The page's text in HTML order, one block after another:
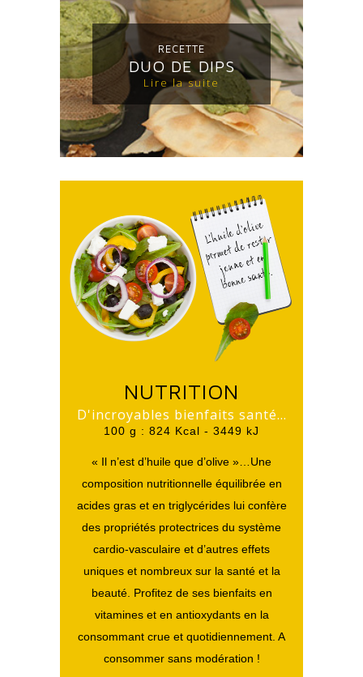
Lire la suite
DUO DE DIPS
RECETTE
NUTRITION
D'incroyables bienfaits santé...
100 g : 824 Kcal - 3449 kJ
« Il n’est d’huile que d’olive »…Une
composition nutritionnelle équilibrée en
acides gras et en triglycérides lui confère
des propriétés protectrices du système
cardio-vasculaire et d’autres effets
uniques et nombreux sur la santé et la
beauté. Profitez de ses bienfaits en
vitamines et en antioxydants en la
consommant crue et quotidiennement. A
consommer sans modération !